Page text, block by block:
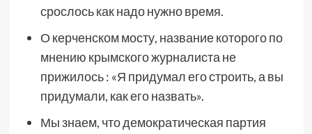
срослось как надо нужно время.
О керченском мосту, название которого по
мнению крымского журналиста не
прижилось : «Я придумал его строить, а вы
придумали, как его назвать».
Мы знаем, что демократическая партия